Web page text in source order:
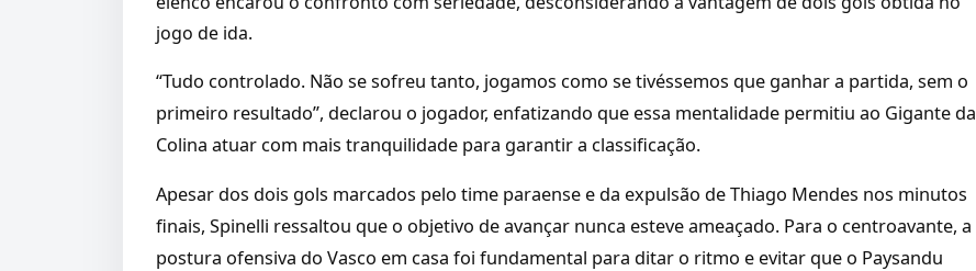
jogo de ida.
“Tudo controlado. Não se sofreu tanto, jogamos como se tivéssemos que ganhar a partida, sem o
primeiro resultado”, declarou o jogador, enfatizando que essa mentalidade permitiu ao Gigante da
Colina atuar com mais tranquilidade para garantir a classificação.
Apesar dos dois gols marcados pelo time paraense e da expulsão de Thiago Mendes nos minutos
finais, Spinelli ressaltou que o objetivo de avançar nunca esteve ameaçado. Para o centroavante, a
postura ofensiva do Vasco em casa foi fundamental para ditar o ritmo e evitar que o Paysandu